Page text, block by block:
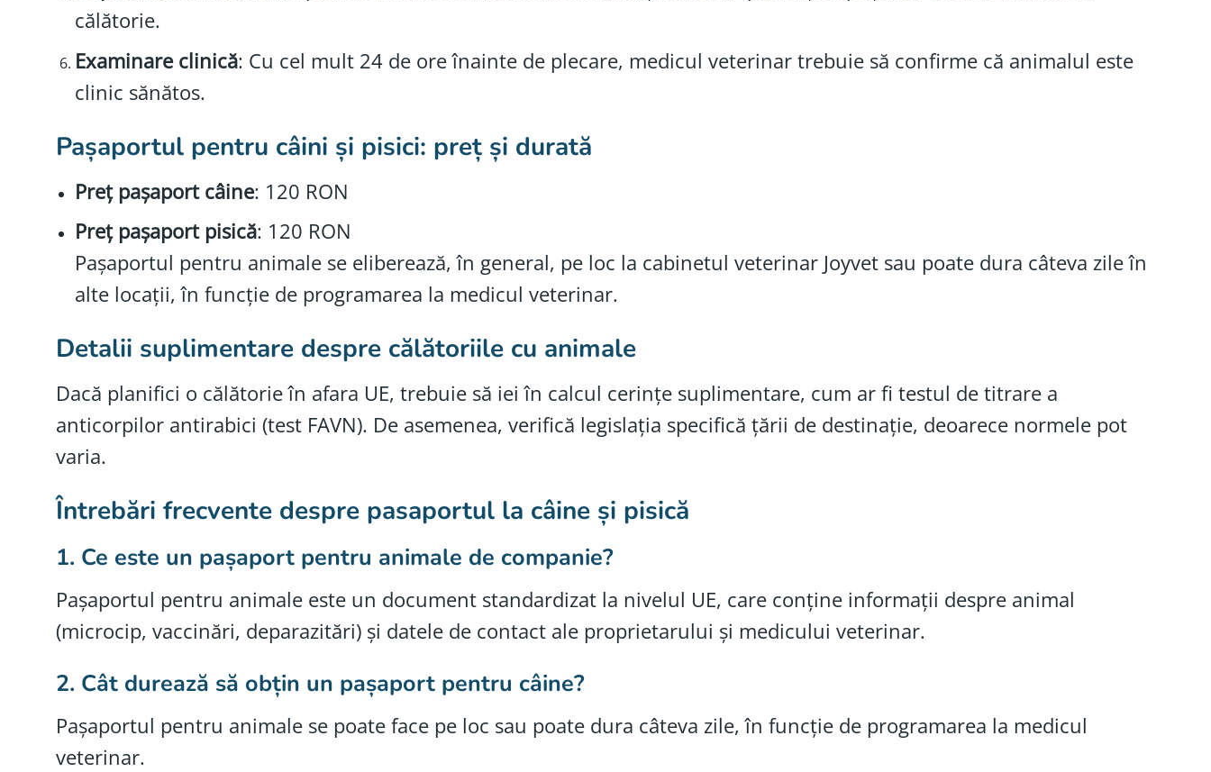
călătorie.
Examinare clinică: Cu cel mult 24 de ore înainte de plecare, medicul veterinar trebuie să confirme că animalul este
clinic sănătos.
Pașaportul pentru câini și pisici: preț și durată
Preț pașaport câine: 120 RON
Preț pașaport pisică: 120 RON
Pașaportul pentru animale se eliberează, în general, pe loc la cabinetul veterinar Joyvet sau poate dura câteva zile în
alte locații, în funcție de programarea la medicul veterinar.
Detalii suplimentare despre călătoriile cu animale
Dacă planifici o călătorie în afara UE, trebuie să iei în calcul cerințe suplimentare, cum ar fi testul de titrare a
anticorpilor antirabici (test FAVN). De asemenea, verifică legislația specifică țării de destinație, deoarece normele pot
varia.
Întrebări frecvente despre pasaportul la câine și pisică
1. Ce este un pașaport pentru animale de companie?
Pașaportul pentru animale este un document standardizat la nivelul UE, care conține informații despre animal
(microcip, vaccinări, deparazitări) și datele de contact ale proprietarului și medicului veterinar.
2. Cât durează să obțin un pașaport pentru câine?
Pașaportul pentru animale se poate face pe loc sau poate dura câteva zile, în funcție de programarea la medicul
veterinar.